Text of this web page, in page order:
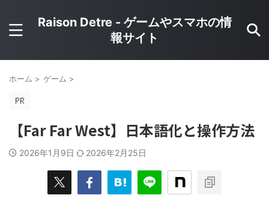
Raison Detre - ゲームやスマホの情
報サイト
ホーム > ゲーム >
【Far Far West】日本語化と操作方法
2026年1月9日 2026年2月25日